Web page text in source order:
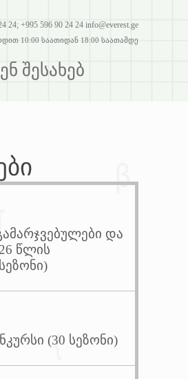
24; +995 596 90 24 24 info@everest.ge
10:00 საათიდან 18:00 საათამდე
შესახებ
და
წლის
(30 სეზონი)